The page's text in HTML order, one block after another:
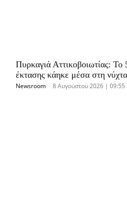
Πυρκαγιά Αττικοβοιωτίας: Το
έκτασης κάηκε μέσα στη νύχτα
Newsroom - 8 Αυγούστου 2026 | 09:55